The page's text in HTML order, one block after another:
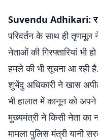
Suvendu Adhikari:
परिवर्तन के साथ ही
नेताओं की गिरफ्तारियां
हमले की भी सूचना आ रही
शुभेंदु अधिकारी ने खास
भी हालात में कानून को
मुख्यमंत्री ने किसी नेता का
मामला पुलिस मंत्री यानी